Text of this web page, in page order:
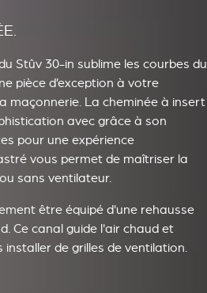
Stûv 30-in sublime les courbes du
pièce d’exception à votre
maçonnerie. La cheminée à insert
avec grâce à son
pour une expérience
vous permet de maîtriser la
sans ventilateur.
être équipé d'une rehausse
Ce canal guide l'air chaud et
installer de grilles de ventilation.